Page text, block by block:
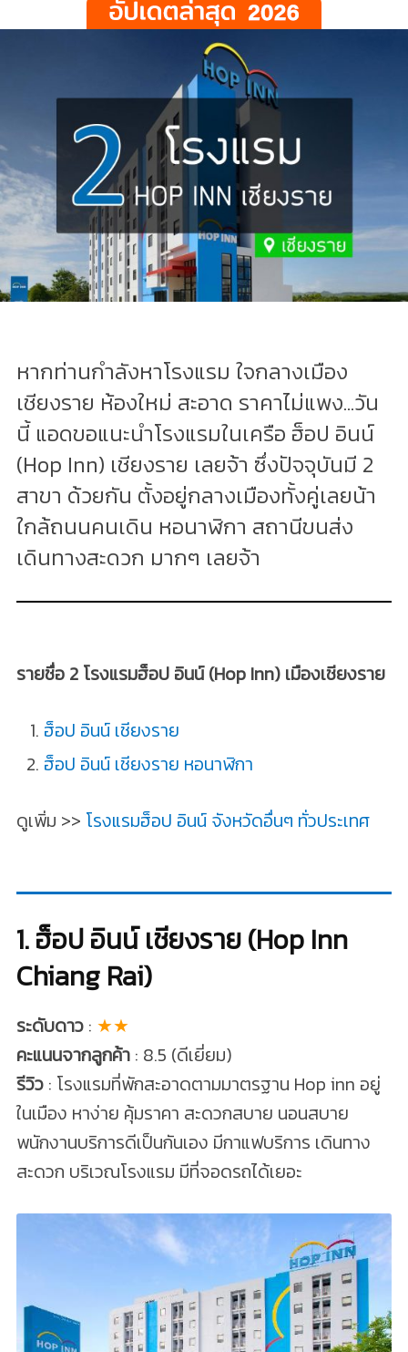
หากท่านกำลังหาโรงแรม ใจกลางเมือง
เชียงราย ห้องใหม่ สะอาด ราคาไม่แพง...วัน
นี้ แอดขอแนะนำโรงแรมในเครือ ฮ็อป อินน์
(Hop Inn) เชียงราย เลยจ้า ซึ่งปัจจุบันมี 2
สาขา ด้วยกัน ตั้งอยู่กลางเมืองทั้งคู่เลยน้า
ใกล้ถนนคนเดิน หอนาฬิกา สถานีขนส่ง
เดินทางสะดวก มากๆ เลยจ้า
รายชื่อ 2 โรงแรมฮ็อป อินน์ (Hop Inn) เมืองเชียงราย
ฮ็อป อินน์ เชียงราย
ฮ็อป อินน์ เชียงราย หอนาฬิกา
ดูเพิ่ม >> โรงแรมฮ็อป อินน์ จังหวัดอื่นๆ ทั่วประเทศ
1. ฮ็อป อินน์ เชียงราย (Hop Inn
Chiang Rai)
ระดับดาว: ★★
คะแนนจากลูกค้า : 8.5 (ดีเยี่ยม)
รีวิว: โรงแรมที่พักสะอาดตามมาตรฐาน Hop inn อยู่
ในเมือง หาง่าย คุ้มราคา สะดวกสบาย นอนสบาย
พนักงานบริการดีเป็นกันเอง มีกาแฟบริการ เดินทาง
สะดวก บริเวณโรงแรม มีที่จอดรถได้เยอะ